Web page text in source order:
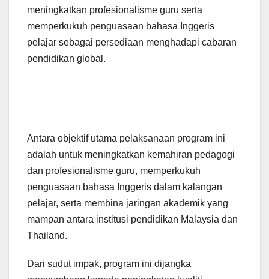
meningkatkan profesionalisme guru serta
memperkukuh penguasaan bahasa Inggeris
pelajar sebagai persediaan menghadapi cabaran
pendidikan global.
Antara objektif utama pelaksanaan program ini
adalah untuk meningkatkan kemahiran pedagogi
dan profesionalisme guru, memperkukuh
penguasaan bahasa Inggeris dalam kalangan
pelajar, serta membina jaringan akademik yang
mampan antara institusi pendidikan Malaysia dan
Thailand.
Dari sudut impak, program ini dijangka